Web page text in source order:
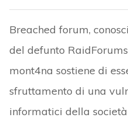
Breached forum,
del defunto
mont4na sostiene di
sfruttamento di una
informatici della